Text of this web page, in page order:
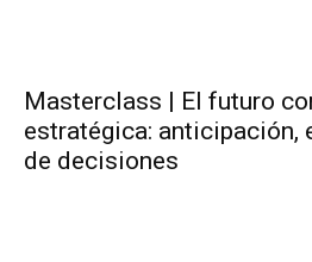
Masterclass | El futuro
estratégica: anticipación,
de decisiones